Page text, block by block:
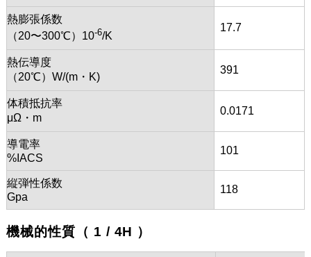
熱膨張係数
（20〜300℃）10-6/K
17.7
熱伝導度
（20℃）W/(m・K)
391
体積抵抗率
μΩ・m
0.0171
導電率
%IACS
101
縦弾性係数
Gpa
118
機械的性質（ 1 / 4H ）